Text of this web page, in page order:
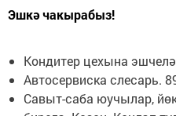
Эшкә чакырабыз!
Кондитер цехына
Автосервиска слесарь.
Савыт-саба юучылар,